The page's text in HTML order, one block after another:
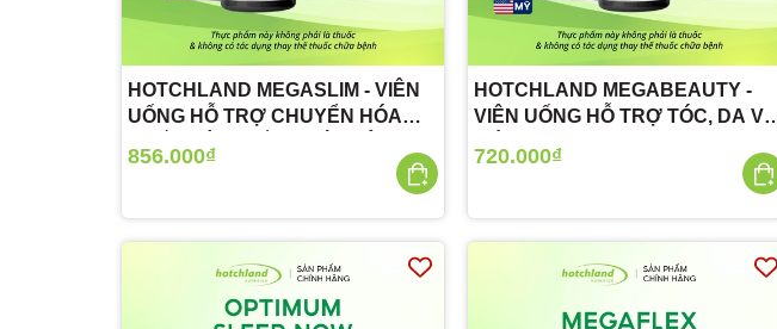
HOTCHLAND MEGASLIM - VIÊN
UỐNG HỖ TRỢ CHUYỂN HÓA
NẶNG
856.000₫
HOTCHLAND MEGABEAUTY -
VIÊN UỐNG HỖ TRỢ TÓC, DA VÀ
720.000₫